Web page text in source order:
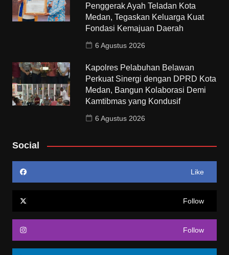
Penggerak Ayah Teladan Kota
Medan, Tegaskan Keluarga Kuat
Fondasi Kemajuan Daerah
6 Agustus 2026
Kapolres Pelabuhan Belawan
Perkuat Sinergi dengan DPRD Kota
Medan, Bangun Kolaborasi Demi
Kamtibmas yang Kondusif
6 Agustus 2026
Social
Like
Follow
Follow